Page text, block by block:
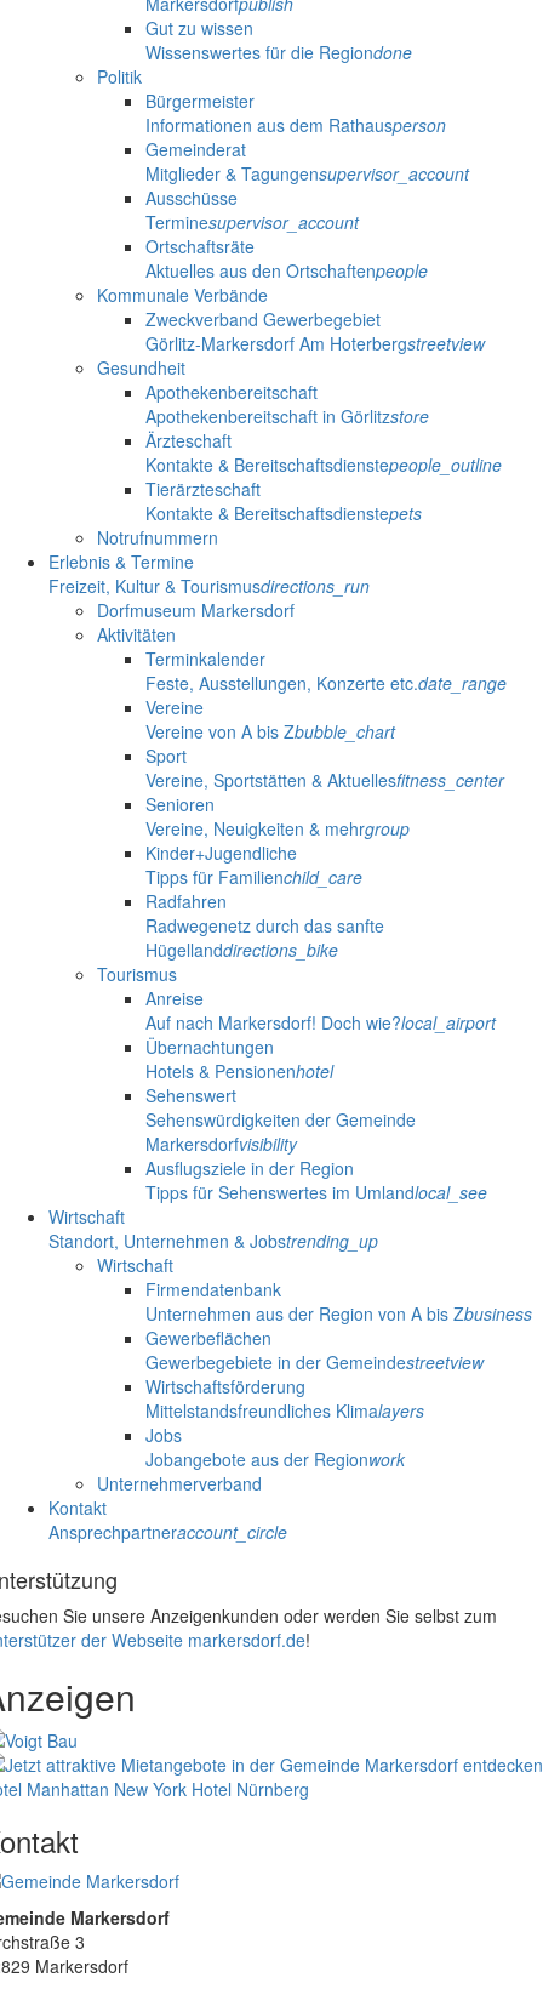
Gut zu wissen
Wissenswertes für die Regiondone
Politik
Bürgermeister
Informationen aus dem Rathausperson
Gemeinderat
Mitglieder & Tagungensupervisor_account
Ausschüsse
Terminesupervisor_account
Ortschaftsräte
Aktuelles aus den Ortschaftenpeople
Kommunale Verbände
Zweckverband Gewerbegebiet
Görlitz-Markersdorf Am Hoterbergstreetview
Gesundheit
Apothekenbereitschaft
Apothekenbereitschaft in Görlitzstore
Ärzteschaft
Kontakte & Bereitschaftsdienstepeople_outline
Tierärzteschaft
Kontakte & Bereitschaftsdienstepets
Notrufnummern
Erlebnis & Termine
Freizeit, Kultur & Tourismusdirections_run
Dorfmuseum Markersdorf
Aktivitäten
Terminkalender
Feste, Ausstellungen, Konzerte etc.date_range
Vereine
Vereine von A bis Zbubble_chart
Sport
Vereine, Sportstätten & Aktuellesfitness_center
Senioren
Vereine, Neuigkeiten & mehrgroup
Kinder+Jugendliche
Tipps für Familienchild_care
Radfahren
Radwegenetz durch das sanfte
Hügellanddirections_bike
Tourismus
Anreise
Auf nach Markersdorf! Doch wie?local_airport
Übernachtungen
Hotels & Pensionenhotel
Sehenswert
Sehenswürdigkeiten der Gemeinde
Markersdorfvisibility
Ausflugsziele in der Region
Tipps für Sehenswertes im Umlandlocal_see
Wirtschaft
Standort, Unternehmen & Jobstrending_up
Wirtschaft
Firmendatenbank
Unternehmen aus der Region von A bis Zbusiness
Gewerbeflächen
Gewerbegebiete in der Gemeindestreetview
Wirtschaftsförderung
Mittelstandsfreundliches Klimalayers
Jobs
Jobangebote aus der Regionwork
Unternehmerverband
Kontakt
Ansprechpartneraccount_circle
Sie unsere Anzeigenkunden oder werden Sie selbst zum
der Webseite markersdorf.de!
Manhattan New York Hotel Nürnberg
Markersdorf
3
Markersdorf